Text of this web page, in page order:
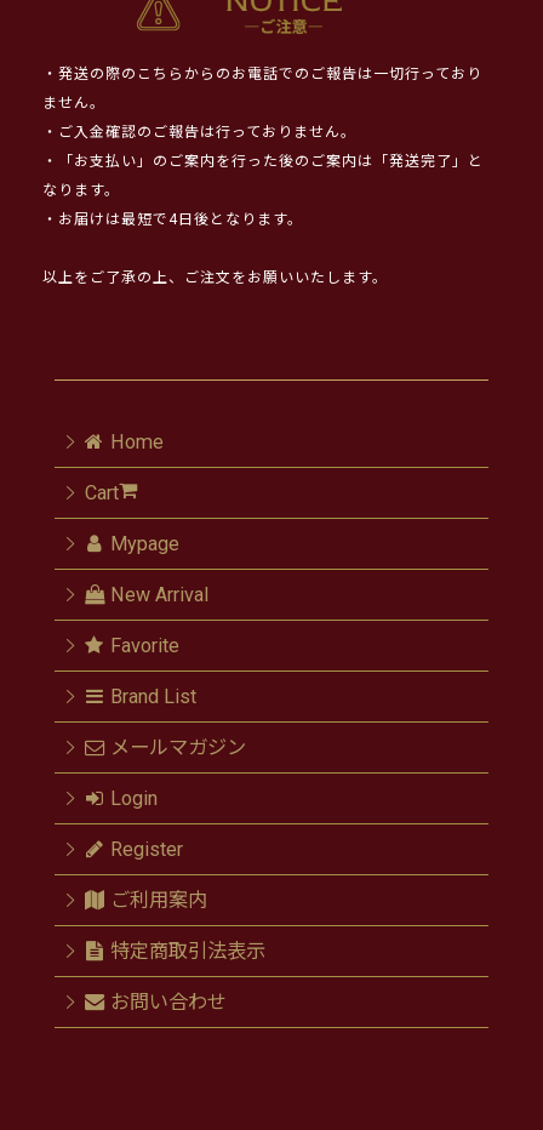
・発送の際のこちらからのお電話でのご報告は一切行っており
ません。
・ご入金確認のご報告は行っておりません。
・「お支払い」のご案内を行った後のご案内は「発送完了」と
なります。
・お届けは最短で4日後となります。
以上をご了承の上、ご注文をお願いいたします。
Home
Cart
Mypage
New Arrival
Favorite
Brand List
メールマガジン
Login
Register
ご利用案内
特定商取引法表示
お問い合わせ